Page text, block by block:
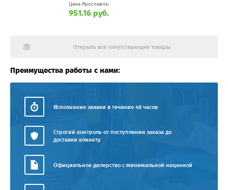
Цена Ярославль:
951.16 руб.
Открыть все сопутствующие товары
Преимущества работы с нами:
Исполнение заявки в течение 48 часов
Строгий контроль от поступления заказа до
доставки клиенту
Официальное дилерство с минимальной наценкой